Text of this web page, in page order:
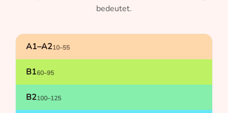
bedeutet.
A1–A210–55
B160–95
B2100–125